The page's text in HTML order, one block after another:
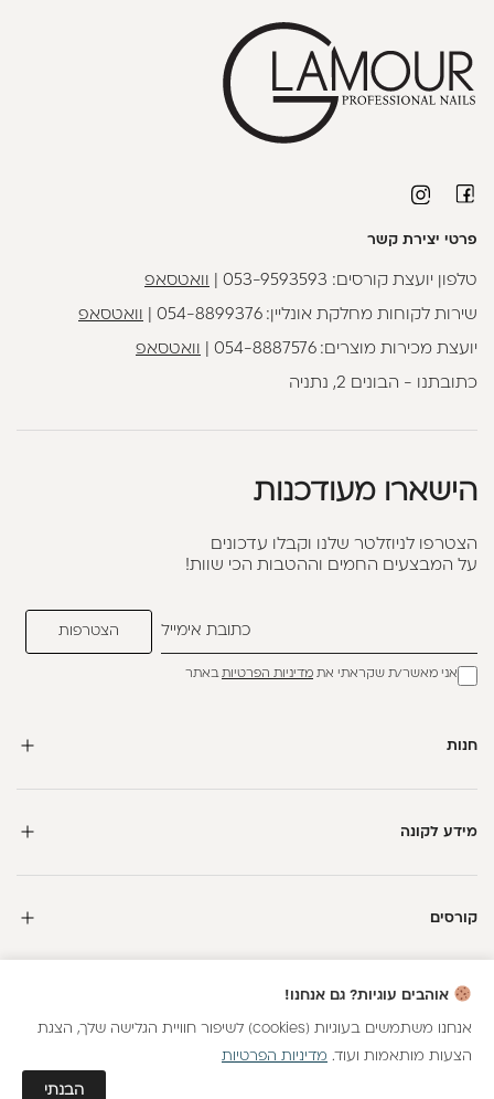
פרטי יצירת קשר
טלפון יועצת קורסים: 053-9593593 וואטסאפ
שירות לקוחות מחלקת אונליין:054-8899376 וואטסאפ
יועצת מכירות מוצרים:054-8887576 וואטסאפ
כתובתנו - הבונים 2, נתניה
הישארו מעודכנות
הצטרפו לניוזלטר שלנו וקבלו עדכונים
על המבצעים החמים וההטבות הכי שוות!
אני מאשר/ת שקראתי את מדיניות הפרטיותבאתר
חנות
מידע לקונה
קורסים
כל הזכויות שמורות
אוהבים עוגיות? גם אנחנו!
אנחנו משתמשים בעוגיות (cookies) לשיפור חוויית הגלישה שלך, הצגת
הצעות מותאמות ועוד. מדיניות הפרטיות
הבנתי